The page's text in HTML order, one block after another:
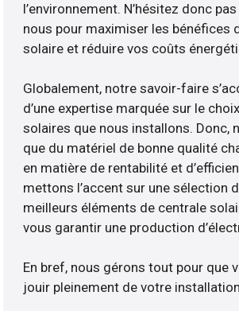
l’environnement. N’hésitez donc
nous pour maximiser les bénéfices
solaire et réduire vos coûts
Globalement, notre savoir-faire
d’une expertise marquée sur le
solaires que nous installons. Donc,
que du matériel de bonne qualité
en matière de rentabilité et
mettons l’accent sur une sélection
meilleurs éléments de centrale
vous garantir une production
En bref, nous gérons tout pour que
jouir pleinement de votre